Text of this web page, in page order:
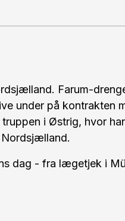
Farum-
under på kontrakten
i Østrig, hvor
dag - fra lægetjek i